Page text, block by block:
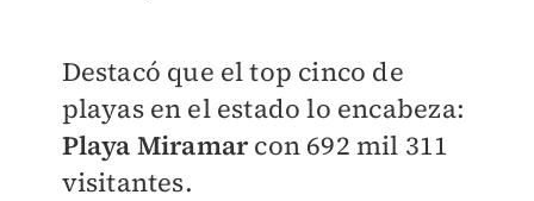
Destacó que el top cinco de
playas en el estado lo encabeza:
Playa Miramarcon 692 mil 311
visitantes.